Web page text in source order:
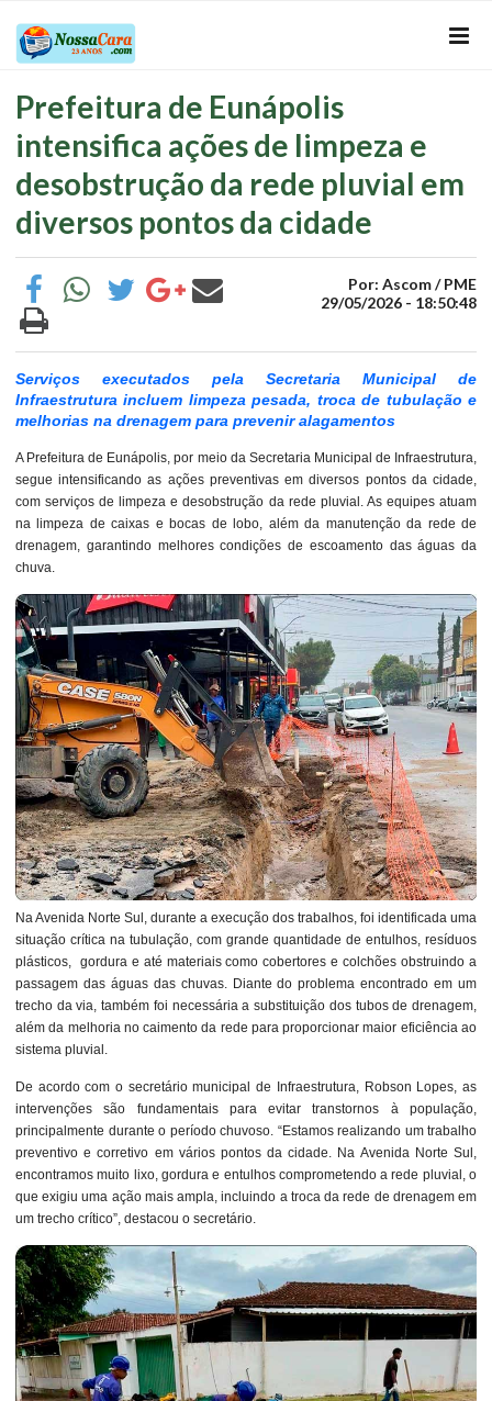
Prefeitura de Eunápolis
intensifica ações de limpeza e
desobstrução da rede pluvial em
diversos pontos da cidade
Por: Ascom / PME
29/05/2026 - 18:50:48
Serviços executados pela Secretaria Municipal de
Infraestrutura incluem limpeza pesada, troca de tubulação e
melhorias na drenagem para prevenir alagamentos
A Prefeitura de Eunápolis, por meio da Secretaria Municipal de Infraestrutura,
segue intensificando as ações preventivas em diversos pontos da cidade,
com serviços de limpeza e desobstrução da rede pluvial. As equipes atuam
na limpeza de caixas e bocas de lobo, além da manutenção da rede de
drenagem, garantindo melhores condições de escoamento das águas da
chuva.
Na Avenida Norte Sul, durante a execução dos trabalhos, foi identificada uma
situação crítica na tubulação, com grande quantidade de entulhos, resíduos
plásticos, gordura e até materiais como cobertores e colchões obstruindo a
passagem das águas das chuvas. Diante do problema encontrado em um
trecho da via, também foi necessária a substituição dos tubos de drenagem,
além da melhoria no caimento da rede para proporcionar maior eficiência ao
sistema pluvial.
De acordo com o secretário municipal de Infraestrutura, Robson Lopes, as
intervenções são fundamentais para evitar transtornos à população,
principalmente durante o período chuvoso. “Estamos realizando um trabalho
preventivo e corretivo em vários pontos da cidade. Na Avenida Norte Sul,
encontramos muito lixo, gordura e entulhos comprometendo a rede pluvial, o
que exigiu uma ação mais ampla, incluindo a troca da rede de drenagem em
um trecho crítico”, destacou o secretário.